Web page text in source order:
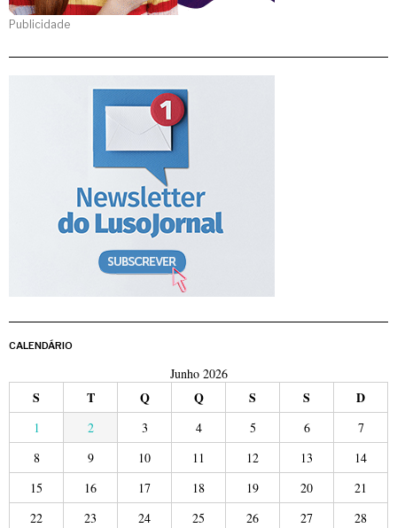
Publicidade
CALENDÁRIO
Junho 2026
S T Q Q S S D
1 2 3 4 5 6
7
8
9 10 11 12 13
14
15
16 17 18 19 20
21
22
23 24 25 26 27
28